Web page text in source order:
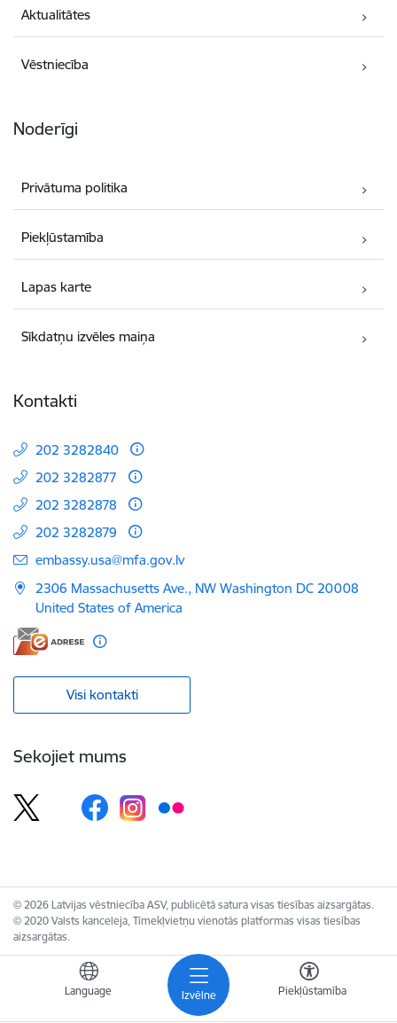
Izvēlne
Language Piekļūstamība
Aktualitātes
Vēstniecība
Noderīgi
Privātuma politika
Piekļūstamība
Lapas karte
Sīkdatņu izvēles maiņa
Kontakti
202 3282840
202 3282877
202 3282878
202 3282879
E-pasts:
embassy.usa@mfa.gov.lv
2306 Massachusetts Ave., NW Washington DC 20008
United States of America
Visi kontakti
Sekojiet mums
© 2026 Latvijas vēstniecība ASV, publicētā satura visas tiesības aizsargātas.
© 2020 Valsts kanceleja, Tīmekļvietņu vienotās platformas visas tiesības
aizsargātas.